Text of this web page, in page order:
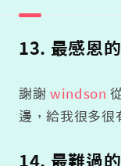
13. 最感恩
謝謝windson
邊，給我很多很
14. 最難過